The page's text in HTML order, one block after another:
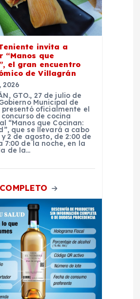
invita a
“Manos que
el gran encuentro
de Villagrán
2026
GTO., 27 de julio de
Municipal de
oficialmente el
de cocina
“Manos que Cocinan:
que se llevará a cabo
y 2 de agosto, de 2:00 de
7:00 de la noche, en la
de la…